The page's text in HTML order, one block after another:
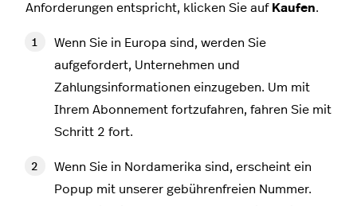
Anforderungen entspricht, klicken Sie auf Kaufen.
Wenn Sie in Europa sind, werden Sie
aufgefordert, Unternehmen und
Zahlungsinformationen einzugeben. Um mit
Ihrem Abonnement fortzufahren, fahren Sie mit
Schritt 2 fort.
Wenn Sie in Nordamerika sind, erscheint ein
Popup mit unserer gebührenfreien Nummer.